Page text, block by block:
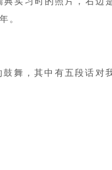
。
舞，其中有五段话对